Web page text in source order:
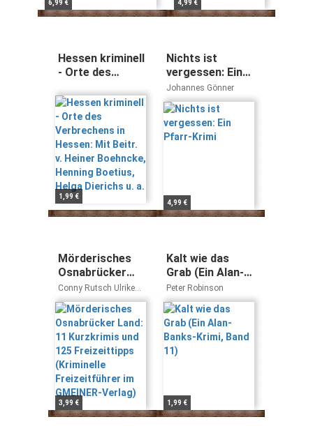
6,99 € 4,99 €
Hessen kriminell
- Orte des
Hessen: Mit
Beitr. v. Heiner
Boehncke,
Henning Boetius,
Helga Dierichs u.
a.
1,99 €
Nichts ist
vergessen: Ein
Pfarr-Krimi
Johannes Gönner
4,99 €
Mörderisches
Osnabrücker
Land: 11
Kurzkrimis und
125 Freizeittipps
(Kriminelle
Freizeitführer
im GMEINER-
Verlag)
Conny Rutsch Ulrike
Kroneck
3,99 €
Kalt wie das
Grab (Ein Alan-
Banks-Krimi,
Band 11)
Peter Robinson
1,99 €